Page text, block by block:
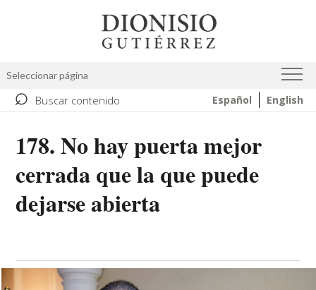
Seleccionar página
⌕ Buscar contenido Español English
178. No hay puerta mejor
cerrada que la que puede
dejarse abierta